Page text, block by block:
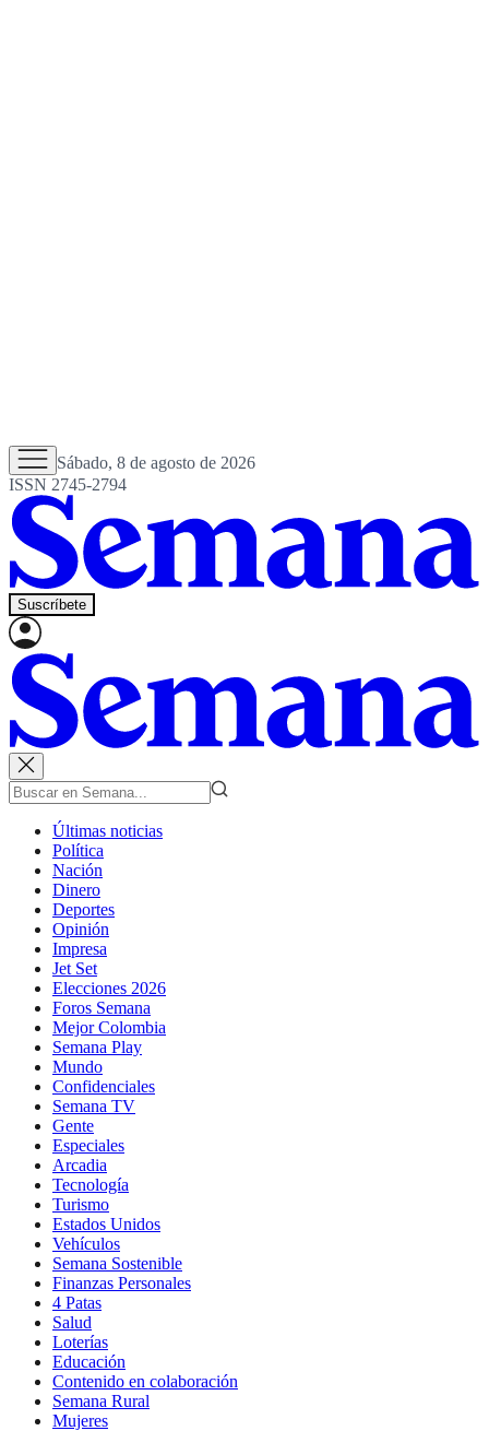
Sábado, 8 de agosto de 2026
ISSN 2745-2794
Suscríbete
Últimas noticias
Política
Nación
Dinero
Deportes
Opinión
Impresa
Jet Set
Elecciones 2026
Foros Semana
Mejor Colombia
Semana Play
Mundo
Confidenciales
Semana TV
Gente
Especiales
Arcadia
Tecnología
Turismo
Estados Unidos
Vehículos
Semana Sostenible
Finanzas Personales
4 Patas
Salud
Loterías
Educación
Contenido en colaboración
Semana Rural
Mujeres